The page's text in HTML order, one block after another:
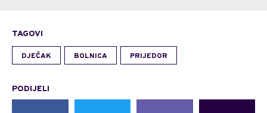
TAGOVI
DJEČAK BOLNICA PRIJEDOR
PODIJELI